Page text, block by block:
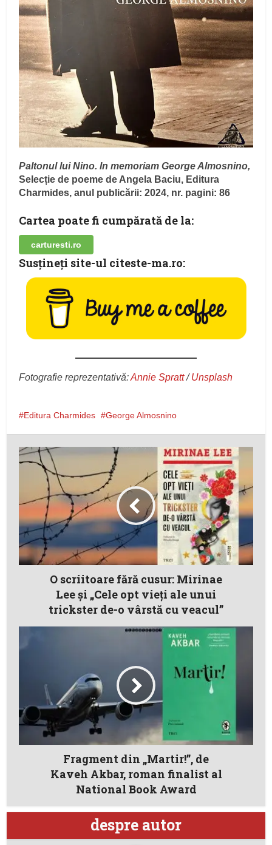
Paltonul lui Nino. In memoriam George Almosnino,
Selecție de poeme de Angela Baciu, Editura
Charmides, anul publicării: 2024, nr. pagini: 86
Cartea poate fi cumpărată de la:
carturesti.ro
Susţineţi site-ul citeste-ma.ro:
Fotografie reprezentativă:Annie Spratt/Unsplash
Editura Charmides George Almosnino
O scriitoare fără cusur: Mirinae
Lee și „Cele opt vieți ale unui
trickster de-o vârstă cu veacul”
Fragment din „Martir!”, de
Kaveh Akbar, roman finalist al
National Book Award
despre autor